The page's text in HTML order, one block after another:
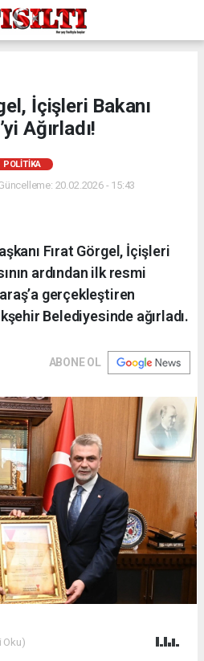
İçişleri Bakanı
Ağırladı!
POLİTİKA
20.02.2026 - 15:43
Fırat Görgel, İçişleri
ardından ilk resmi
gerçekleştiren
Belediyesinde ağırladı.
ABONE OL
Oku)